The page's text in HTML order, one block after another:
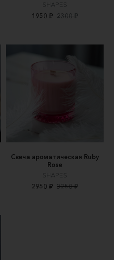
SHAPES
1950 ₽ 2300 ₽
Свеча ароматическая Ruby
Rose
SHAPES
2950 ₽ 3250 ₽